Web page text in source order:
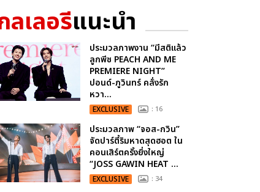
ลเลอรีแนะนำ
ประมวลภาพงาน “มีสติแล้ว
ลูกพีช PEACH AND ME
PREMIERE NIGHT”
ปอนด์-ภูวินทร์ คลั่งรัก
หวา...
EXCLUSIVE : 16
ประมวลภาพ “จอส-กวิน”
จัดปาร์ตี้ริมหาดสุดฮอต ใน
คอนเสิร์ตครั้งยิ่งใหญ่
“JOSS GAWIN HEAT ...
EXCLUSIVE : 34